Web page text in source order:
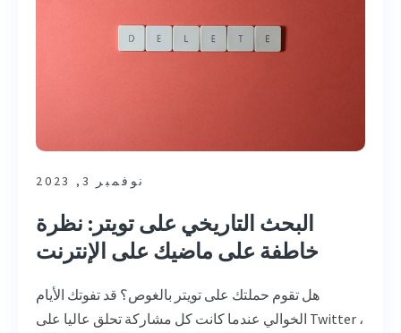
نوفمبر 3, 2023
البحث التاريخي على تويتر: نظرة
خاطفة على ماضيك على الإنترنت
هل تقوم حملتك على تويتر بالغوص؟ قد تفوتك الأيام
الخوالي عندما كانت كل مشاركة تحلق عاليا على Twitter ،